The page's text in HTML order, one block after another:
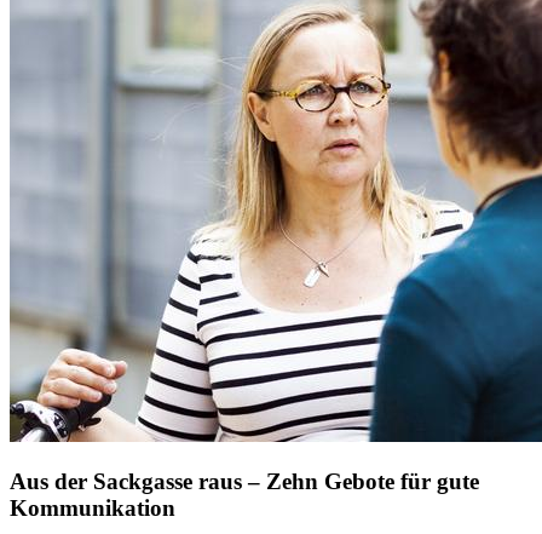
Aus der Sackgasse raus – Zehn Gebote für gute
Kommunikation